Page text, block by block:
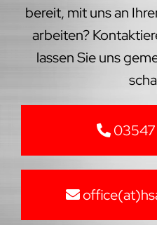
bereit, mit uns an
arbeiten?
lassen Sie uns